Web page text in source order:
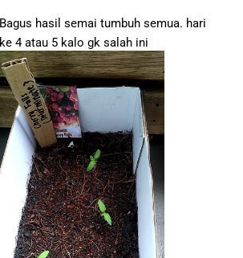
Bagus hasil semai tumbuh semua. hari
ke 4 atau 5 kalo gk salah ini